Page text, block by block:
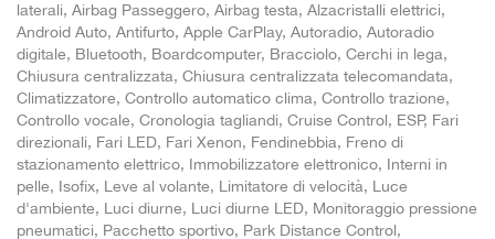
laterali, Airbag Passeggero, Airbag testa, Alzacristalli elettrici,
Android Auto, Antifurto, Apple CarPlay, Autoradio, Autoradio
digitale, Bluetooth, Boardcomputer, Bracciolo, Cerchi in lega,
Chiusura centralizzata, Chiusura centralizzata telecomandata,
Climatizzatore, Controllo automatico clima, Controllo trazione,
Controllo vocale, Cronologia tagliandi, Cruise Control, ESP, Fari
direzionali, Fari LED, Fari Xenon, Fendinebbia, Freno di
stazionamento elettrico, Immobilizzatore elettronico, Interni in
pelle, Isofix, Leve al volante, Limitatore di velocità, Luce
d'ambiente, Luci diurne, Luci diurne LED, Monitoraggio pressione
pneumatici, Pacchetto sportivo, Park Distance Control,